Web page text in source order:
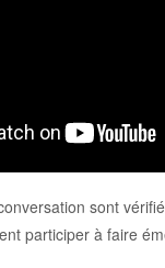
sont
participer à faire